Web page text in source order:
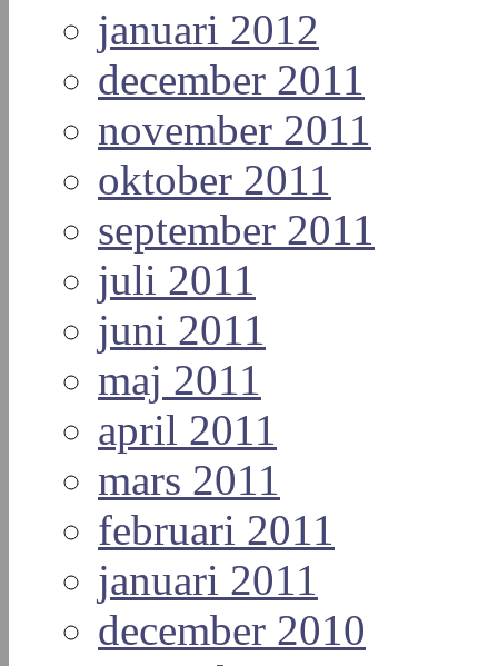
januari 2012
december 2011
november 2011
oktober 2011
september 2011
juli 2011
juni 2011
maj 2011
april 2011
mars 2011
februari 2011
januari 2011
december 2010